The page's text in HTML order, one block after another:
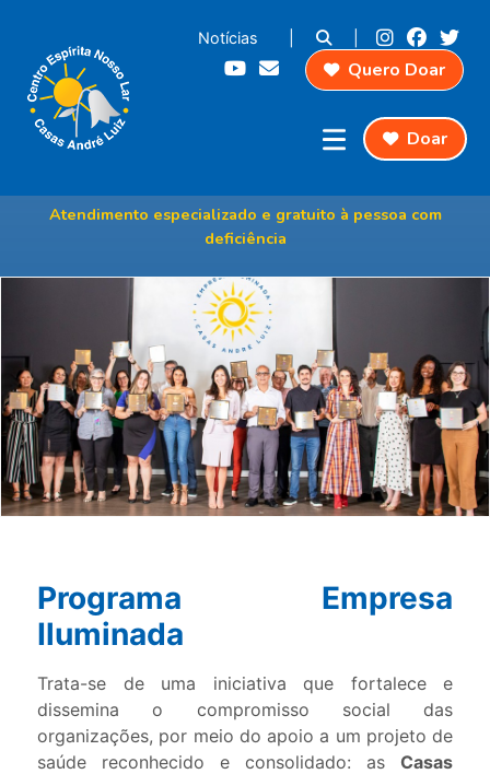
Notícias
Quero Doar
Doar
Empresa Iluminada
Atendimento especializado e gratuito à pessoa com
deficiência
Programa Empresa
Iluminada
Trata-se de uma iniciativa que fortalece e
dissemina o compromisso social das
organizações, por meio do apoio a um projeto de
saúde reconhecido e consolidado: as Casas